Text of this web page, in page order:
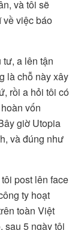
và tôi sẽ
về việc báo
a lên tận
là chỗ này xây
rồi a hỏi tôi có
vốn
giờ Utopia
và đúng như
post lên face
ty hoạt
toàn Việt
sau 5 ngày tôi